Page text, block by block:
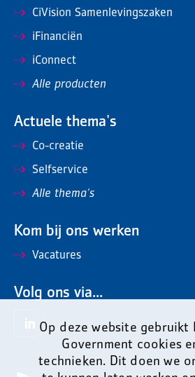
Op deze website gebruikt
Government cookies
technieken. Dit doen we
CiVision Samenlevingszaken
iFinanciën
iConnect
Alle producten
Actuele thema's
Co-creatie
Selfservice
Alle thema's
Kom bij ons werken
Vacatures
Volg ons via...